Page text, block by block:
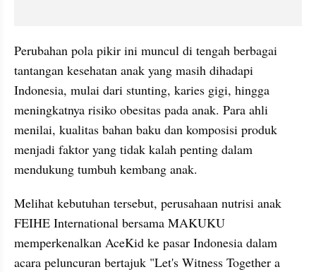
Perubahan pola pikir ini muncul di tengah berbagai
tantangan kesehatan anak yang masih dihadapi
Indonesia, mulai dari stunting, karies gigi, hingga
meningkatnya risiko obesitas pada anak. Para ahli
menilai, kualitas bahan baku dan komposisi produk
menjadi faktor yang tidak kalah penting dalam
mendukung tumbuh kembang anak.
Melihat kebutuhan tersebut, perusahaan nutrisi anak
FEIHE International bersama MAKUKU
memperkenalkan AceKid ke pasar Indonesia dalam
acara peluncuran bertajuk "Let's Witness Together a